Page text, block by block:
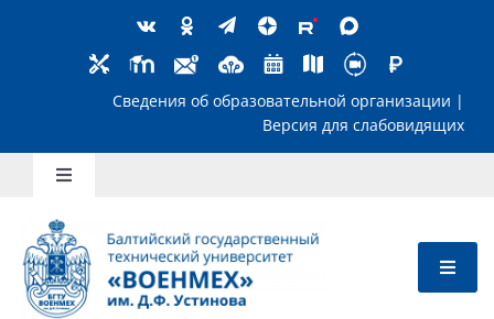
Сведения об образовательной
Toggle
Школьникам
Абитуриентам